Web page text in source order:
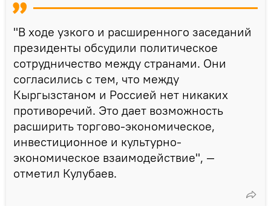
"В ходе узкого и расширенного заседаний
президенты обсудили политическое
сотрудничество между странами. Они
согласились с тем, что между
Кыргызстаном и Россией нет никаких
противоречий. Это дает возможность
расширить торгово-экономическое,
инвестиционное и культурно-
экономическое взаимодействие", —
отметил Кулубаев.